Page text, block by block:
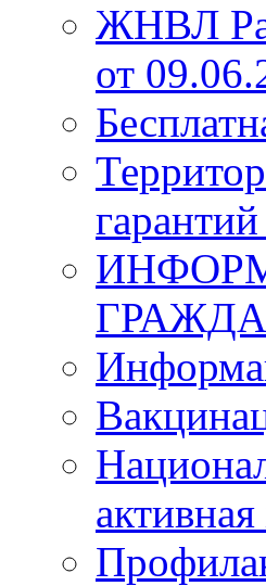
ЖНВЛ
от